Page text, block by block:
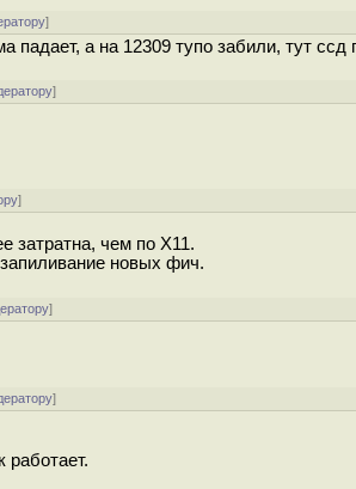
]
падает, а на 12309 тупо забили, тут ссд
]
]
затратна, чем по X11.
новых фич.
]
]
работает.